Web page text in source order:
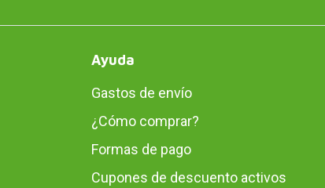
Ayuda
Gastos de envío
¿Cómo comprar?
Formas de pago
Cupones de descuento activos